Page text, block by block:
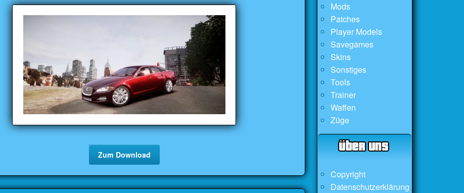
Zum Download
Mods
Patches
Player Models
Savegames
Skins
Sonstiges
Tools
Trainer
Waffen
Züge
Copyright
Datenschutzerklärung